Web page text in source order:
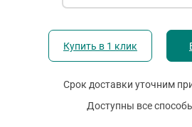
Купить в 1 клик
Срок доставки уточним
Доступны все